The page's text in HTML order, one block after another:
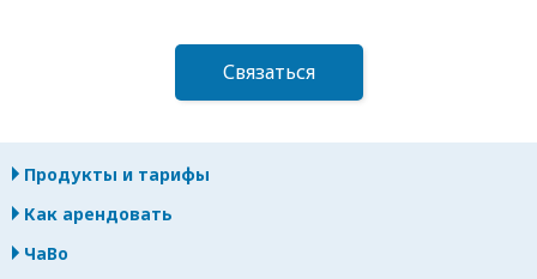
Связаться
Продукты и тарифы
Как арендовать
ЧаВо